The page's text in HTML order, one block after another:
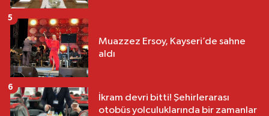
Muazzez Ersoy, Kayseri’de sahne
aldı
5
İkram devri bitti! Şehirlerarası
otobüs yolculuklarında bir zamanlar
6